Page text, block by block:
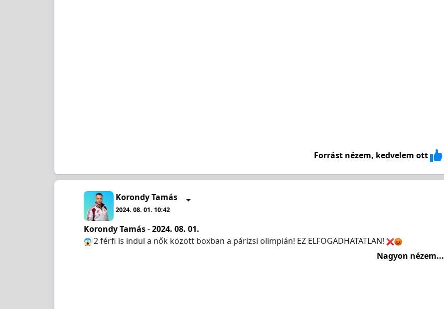
Forrást nézem, kedvelem ott
Korondy Tamás
2024. 08. 01. 10:42
Korondy Tamás-2024. 08. 01.
2 férfi is indul a nők között boxban a párizsi olimpián! EZ ELFOGADHATATLAN!
Nagyon nézem...